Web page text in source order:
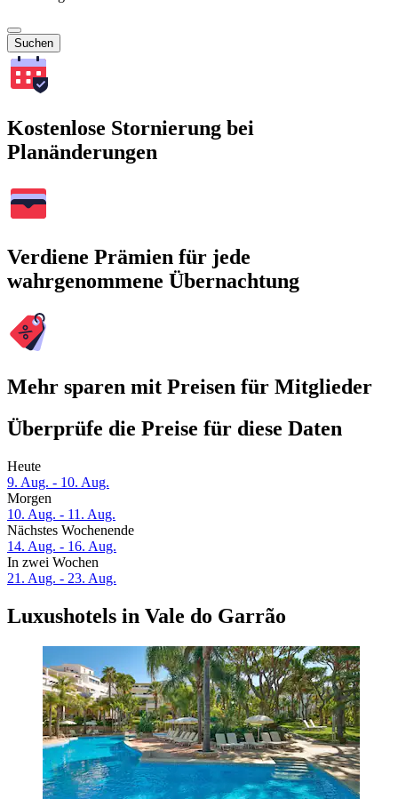
Suchen
Kostenlose Stornierung bei
Planänderungen
Verdiene Prämien für jede
wahrgenommene Übernachtung
Mehr sparen mit Preisen für Mitglieder
Überprüfe die Preise für diese Daten
Heute
9. Aug. - 10. Aug.
Morgen
10. Aug. - 11. Aug.
Nächstes Wochenende
14. Aug. - 16. Aug.
In zwei Wochen
21. Aug. - 23. Aug.
Luxushotels in Vale do Garrão